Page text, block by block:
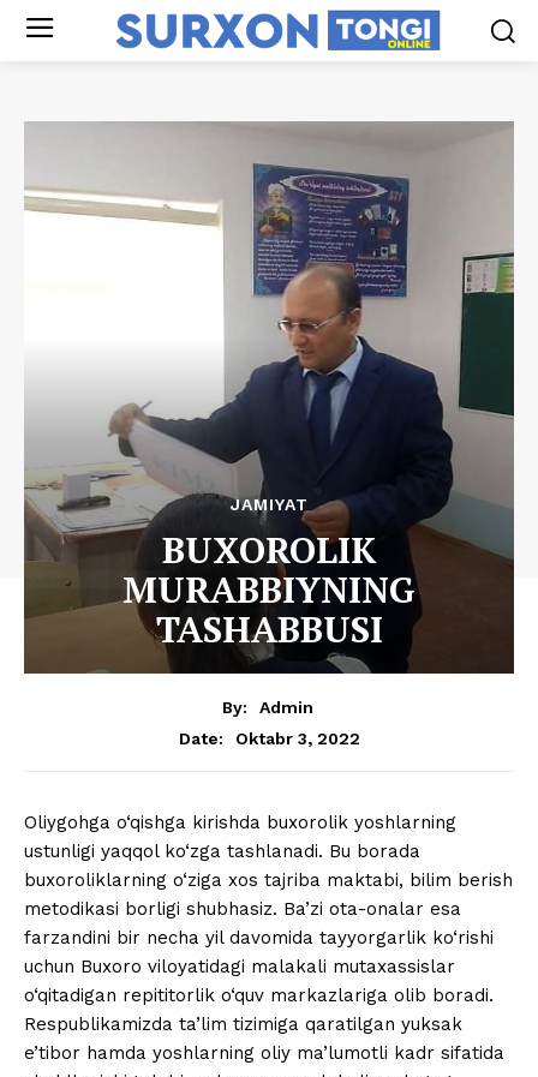
JAMIYAT
BUXOROLIK
MURABBIYNING
TASHABBUSI
By:
Admin
Date:
Oktabr 3, 2022
Oliygohga o‘qishga kirishda buxorolik yoshlarning
ustunligi yaqqol ko‘zga tashlanadi. Bu borada
buxoroliklarning o‘ziga xos tajriba maktabi, bilim berish
metodikasi borligi shubhasiz. Ba’zi ota-onalar esa
farzandini bir necha yil davomida tayyorgarlik ko‘rishi
uchun Buxoro viloyatidagi malakali mutaxassislar
o‘qitadigan repititorlik o‘quv markazlariga olib boradi.
Respublikamizda ta’lim tizimiga qaratilgan yuksak
e’tibor hamda yoshlarning oliy ma’lumotli kadr sifatida